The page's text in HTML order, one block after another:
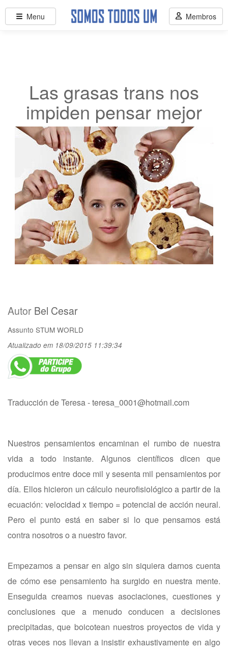
Las grasas trans nos
impiden pensar mejor
Autor Bel Cesar
Assunto STUM WORLD
Atualizado em 18/09/2015 11:39:34
Traducción de Teresa -teresa_0001@hotmail.com
Nuestros pensamientos encaminan el rumbo de nuestra
vida a todo instante. Algunos científicos dicen que
producimos entre doce mil y sesenta mil pensamientos por
día. Ellos hicieron un cálculo neurofisiológico a partir de la
ecuación: velocidad x tiempo = potencial de acción neural.
Pero el punto está en saber si lo que pensamos está
contra nosotros o a nuestro favor.
Empezamos a pensar en algo sin siquiera darnos cuenta
de cómo ese pensamiento ha surgido en nuestra mente.
Enseguida creamos nuevas asociaciones, cuestiones y
conclusiones que a menudo conducen a decisiones
precipitadas, que boicotean nuestros proyectos de vida y
otras veces nos llevan a insistir exhaustivamente en algo
Menu Membros